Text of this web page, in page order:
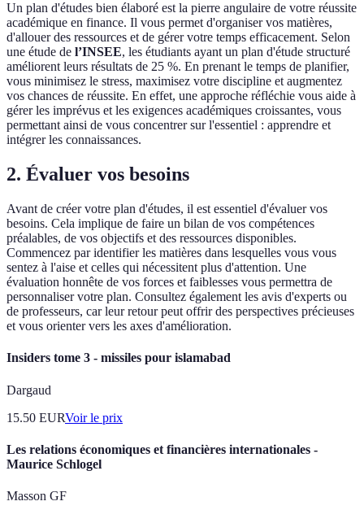
Un plan d'études bien élaboré est la pierre angulaire de votre réussite
académique en finance. Il vous permet d'organiser vos matières,
d'allouer des ressources et de gérer votre temps efficacement. Selon
une étude de l’INSEE, les étudiants ayant un plan d'étude structuré
améliorent leurs résultats de 25 %. En prenant le temps de planifier,
vous minimisez le stress, maximisez votre discipline et augmentez
vos chances de réussite. En effet, une approche réfléchie vous aide à
gérer les imprévus et les exigences académiques croissantes, vous
permettant ainsi de vous concentrer sur l'essentiel : apprendre et
intégrer les connaissances.
2. Évaluer vos besoins
Avant de créer votre plan d'études, il est essentiel d'évaluer vos
besoins. Cela implique de faire un bilan de vos compétences
préalables, de vos objectifs et des ressources disponibles.
Commencez par identifier les matières dans lesquelles vous vous
sentez à l'aise et celles qui nécessitent plus d'attention. Une
évaluation honnête de vos forces et faiblesses vous permettra de
personnaliser votre plan. Consultez également les avis d'experts ou
de professeurs, car leur retour peut offrir des perspectives précieuses
et vous orienter vers les axes d'amélioration.
Insiders tome 3 - missiles pour islamabad
Dargaud
15.50 EURVoir le prix
Les relations économiques et financières internationales -
Maurice Schlogel
Masson GF